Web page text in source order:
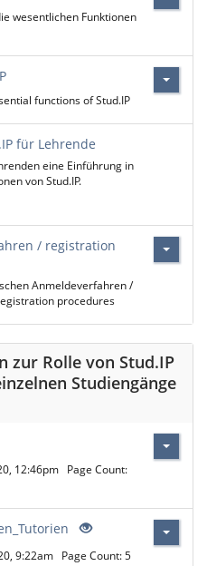
wesentlichen Funktionen
functions of Stud.IP
für Lehrende
eine Einführung in
von Stud.IP.
/ registration
Anmeldeverfahren /
procedures
zur Rolle von Stud.IP
Studiengänge
12:46pm Page Count:
9:22am Page Count: 5